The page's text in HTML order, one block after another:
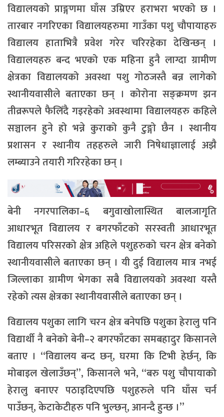
विद्यालयको प्राङ्गणमा घाँस उम्रिएर हराभरा भएको छ ।
तारबार नगरिएका विद्यालयहरुमा गाउँका पशु चौपायाहरु
विद्यालय हाताभित्रै प्रवेश गरेर चरिरहेका देखिन्छन् ।
विद्यालयहरु बन्द भएको एक महिना हुनै लाग्दा ग्रामीण
क्षेत्रका विद्यालयको अवस्था पशु गोठजस्तै बन्न लागेको
स्थानीयवासीले बताएका छन् । कोरोना सङ्क्रमण झन
तीव्ररूपले फैलिँदै गइरहेको अवस्थामा विद्यालयहरु कहिले
सञ्चालन हुने हो भन्ने कुराको कुनै टुङ्गो छैन । स्थानीय
प्रशासन र स्थानीय तहहरुले जारी निषेधाज्ञालाई अझै
लम्ब्याउने तयारी गरिरहेका छन् ।
बेनी नगरपालिका–६ बगुवाखोलास्थित बालजागृति
आधारभूत विद्यालय र बगरफाँटको सरस्वती आधारभूत
विद्यालय परिसरको क्षेत्र अहिले पशुहरुको चरन क्षेत्र बनेको
स्थानीयवासीले बताएका छन् । यी दुई विद्यालय मात्र नभई
जिल्लाका ग्रामीण भेगका सबै विद्यालयको अवस्था यस्तै
रहेको त्यस क्षेत्रका स्थानीयवासीले बताएका छन् ।
विद्यालय पशुका लागि चरन क्षेत्र बनेपछि पशुका हेरालु पनि
विद्यार्थी नै बनेको बेनी–२ बगरफाँटका समबहादुर किसानले
बताए । “विद्यालय बन्द छन्, घरमा कि टिभी हेर्छन्, कि
मोबाइल खेलाउँछन्”, किसानले भने, “बरु पशु चौपायाको
हेरालु बनाएर पठाइदिएपछि पशुहरुले पनि घाँस चर्न
पाउँछन्, केटाकेटीहरु पनि भुल्छन्, आनन्दै हुन्छ ।”